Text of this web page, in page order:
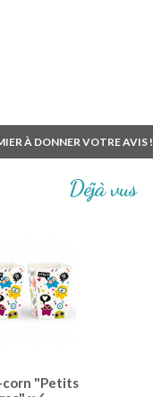
À DONNER VOTRE AVIS !
Déjà vus
corn "Petits